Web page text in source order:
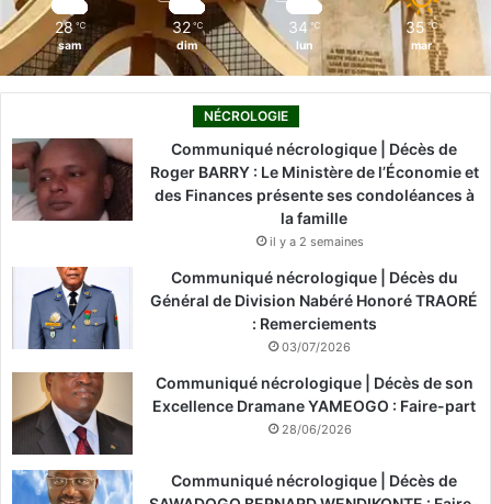
28 ℃
sam
32 ℃
dim
34 ℃
lun
35 ℃
mar
NÉCROLOGIE
Communiqué nécrologique | Décès de
Roger BARRY : Le Ministère de l’Économie et
des Finances présente ses condoléances à
la famille
il y a 2 semaines
Communiqué nécrologique | Décès du
Général de Division Nabéré Honoré TRAORÉ
: Remerciements
03/07/2026
Communiqué nécrologique | Décès de son
Excellence Dramane YAMEOGO : Faire-part
28/06/2026
Communiqué nécrologique | Décès de